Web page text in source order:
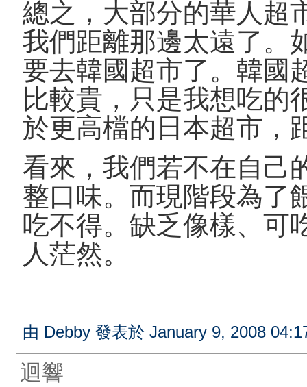
總之，大部分的華人超
我們距離那邊太遠了。
要去韓國超市了。韓國
比較貴，只是我想吃的
於更高檔的日本超市，
看來，我們若不在自己
整口味。而現階段為了
吃不得。缺乏像樣、可
人茫然。
由 Debby 發表於 January 9, 2008
迴響